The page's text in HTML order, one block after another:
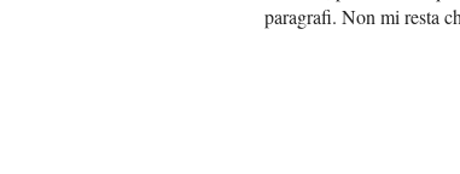
paragrafi. Non mi resta